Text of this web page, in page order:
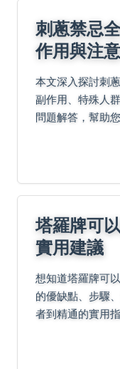
刺蔥禁忌
作用與注
本文深入探討刺
副作用、特殊人
問題解答，幫助
塔羅牌可
實用建議
想知道塔羅牌可
的優缺點、步驟
者到精通的實用